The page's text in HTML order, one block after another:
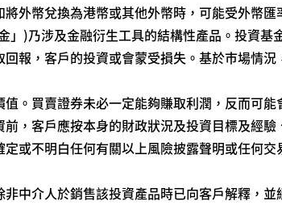
外幣兌換為港幣或其他外幣時，可能受外幣匯
)乃涉及金融衍生工具的結構性產品。投資基
報，客戶的投資或會蒙受損失。基於巿場情
。買賣證券未必一定能夠賺取利潤，反而可能
，客戶應按本身的財政狀況及投資目標及經
或不明白任何有關以上風險披露聲明或任何
中介人於銷售該投資產品時已向客戶解釋，